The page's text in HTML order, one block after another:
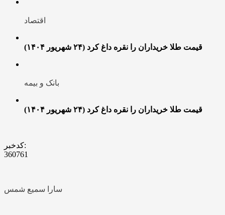
اقتصاد
قیمت طلا خریداران را نقره داغ کرد (۲۴ شهریور ۱۴۰۴)
بانک و بیمه
قیمت طلا خریداران را نقره داغ کرد (۲۴ شهریور ۱۴۰۴)
کدخبر:
360761
سارا سمیع شمس